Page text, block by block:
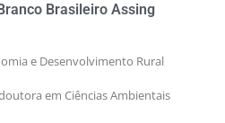
Brasileiro Assing
e Desenvolvimento Rural
em Ciências Ambientais